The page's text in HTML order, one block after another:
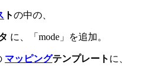
トの中の、
に、「mode」を追加。
マッピングテンプレート に、